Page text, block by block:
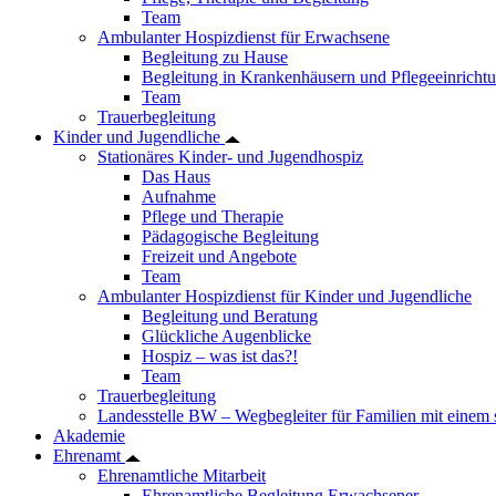
Team
Ambulanter Hospizdienst für Erwachsene
Begleitung zu Hause
Begleitung in Krankenhäusern und
Team
Trauerbegleitung
Kinder und Jugendliche
Stationäres Kinder- und Jugendhospiz
Das Haus
Aufnahme
Pflege und Therapie
Pädagogische Begleitung
Freizeit und Angebote
Team
Ambulanter Hospizdienst für Kinder und Jugendliche
Begleitung und Beratung
Glückliche Augenblicke
Hospiz – was ist das?!
Team
Trauerbegleitung
Landesstelle BW – Wegbegleiter für Familien mit
Akademie
Ehrenamt
Ehrenamtliche Mitarbeit